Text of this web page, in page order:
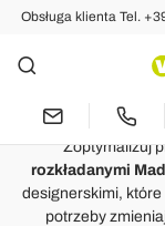
Obsługa klienta Tel.
Konsole
do
Zoptymalizuj
rozkładanymi
designerskimi, które
potrzeby